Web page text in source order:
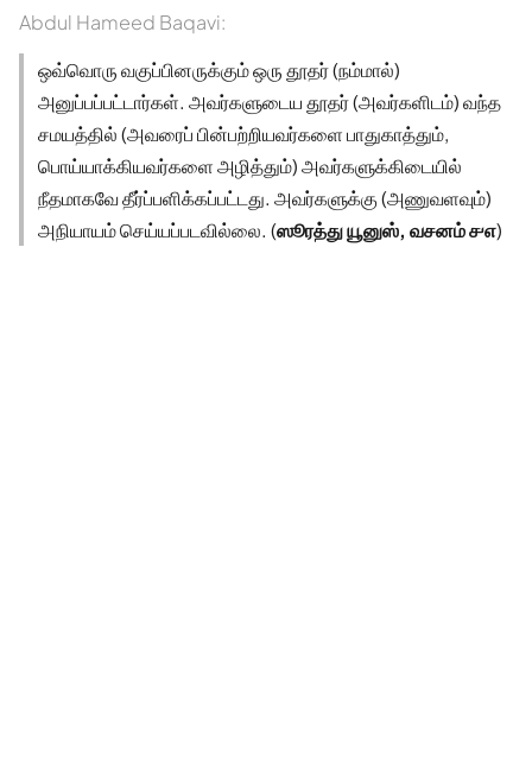
Abdul Hameed Baqavi:
ஒவ்வொரு வகுப்பினருக்கும் ஒரு தூதர் (நம்மால்)
அனுப்பப்பட்டார்கள். அவர்களுடைய தூதர் (அவர்களிடம்) வந்த
சமயத்தில் (அவரைப் பின்பற்றியவர்களை பாதுகாத்தும்,
பொய்யாக்கியவர்களை அழித்தும்) அவர்களுக்கிடையில்
நீதமாகவே தீர்ப்பளிக்கப்பட்டது. அவர்களுக்கு (அணுவளவும்)
அநியாயம் செய்யப்படவில்லை. (ஸூரத்து யூனுஸ், வசனம் ௪௭)